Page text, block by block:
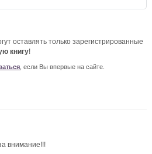
оставлять только зарегистрированные
книгу!
, если Вы впервые на сайте.
внимание!!!